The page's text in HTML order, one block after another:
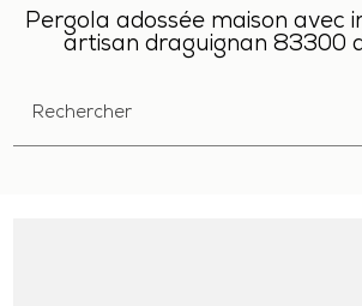
Pergola adossée maison avec
artisan draguignan 83300
Rechercher